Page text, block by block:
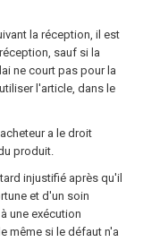
la réception, il est
sauf si la
ne court pas pour la
l'article, dans le
a le droit
produit.
injustifié après qu'il
et d'un soin
une exécution
même si le défaut n'a